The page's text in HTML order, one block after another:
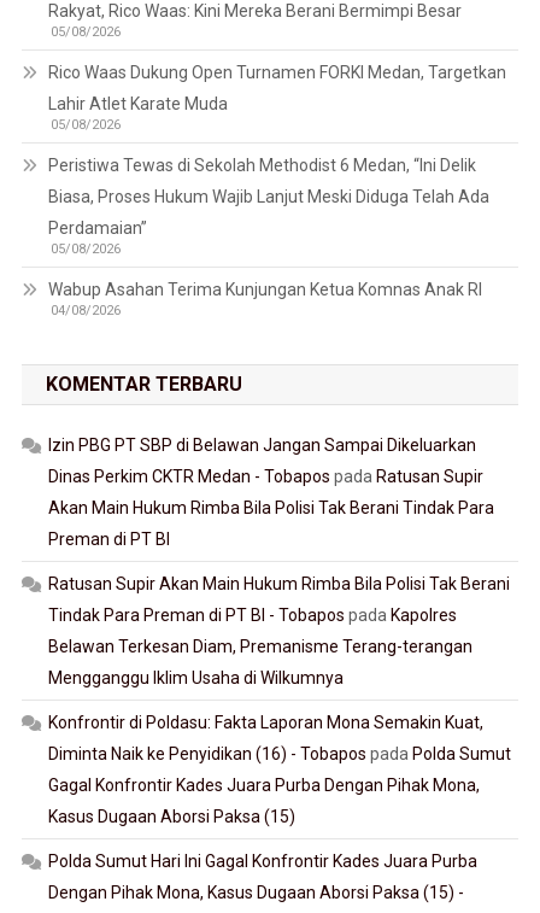
Rakyat, Rico Waas: Kini Mereka Berani Bermimpi Besar
05/08/2026
Rico Waas Dukung Open Turnamen FORKI Medan, Targetkan
Lahir Atlet Karate Muda
05/08/2026
Peristiwa Tewas di Sekolah Methodist 6 Medan, “Ini Delik
Biasa, Proses Hukum Wajib Lanjut Meski Diduga Telah Ada
Perdamaian”
05/08/2026
Wabup Asahan Terima Kunjungan Ketua Komnas Anak RI
04/08/2026
KOMENTAR TERBARU
Izin PBG PT SBP di Belawan Jangan Sampai Dikeluarkan
Dinas Perkim CKTR Medan - Tobapos pada Ratusan Supir
Akan Main Hukum Rimba Bila Polisi Tak Berani Tindak Para
Preman di PT BI
Ratusan Supir Akan Main Hukum Rimba Bila Polisi Tak Berani
Tindak Para Preman di PT BI - Tobapos pada Kapolres
Belawan Terkesan Diam, Premanisme Terang-terangan
Mengganggu Iklim Usaha di Wilkumnya
Konfrontir di Poldasu: Fakta Laporan Mona Semakin Kuat,
Diminta Naik ke Penyidikan (16) - Tobapos pada Polda Sumut
Gagal Konfrontir Kades Juara Purba Dengan Pihak Mona,
Kasus Dugaan Aborsi Paksa (15)
Polda Sumut Hari Ini Gagal Konfrontir Kades Juara Purba
Dengan Pihak Mona, Kasus Dugaan Aborsi Paksa (15) -